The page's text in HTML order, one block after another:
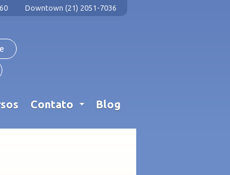
Downtown (21) 2051-7036
Contato Blog